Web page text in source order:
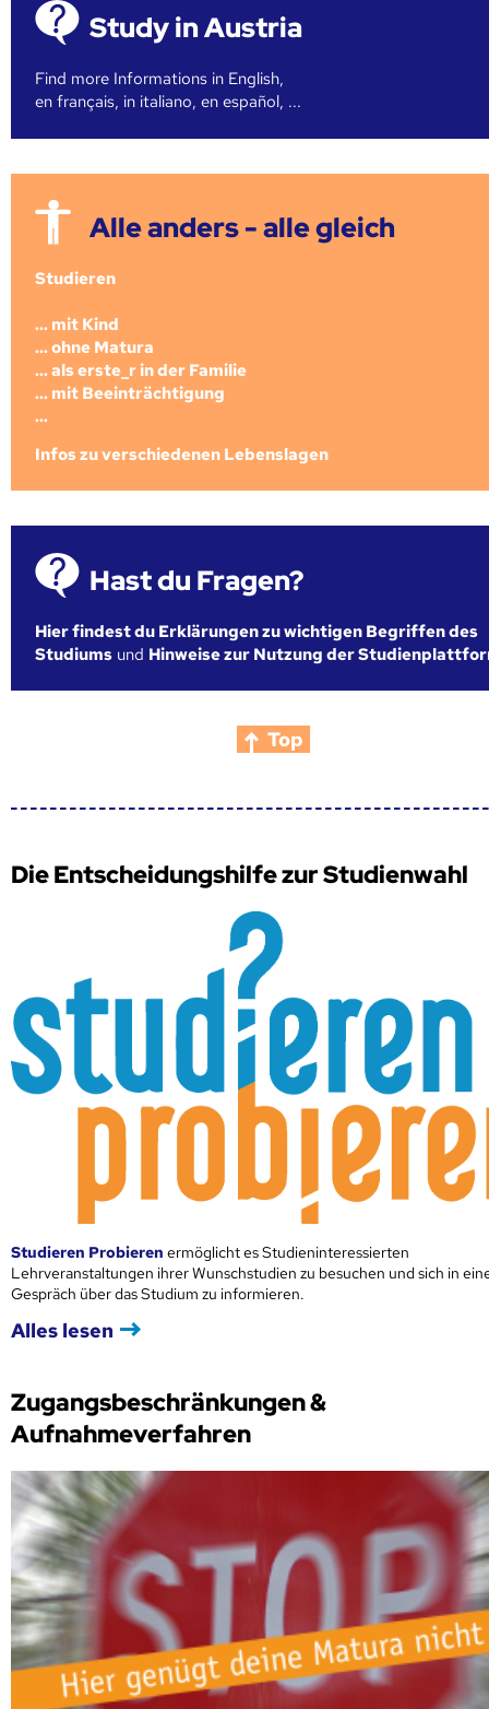
Study in Austria
Find more Informations in English,
en français, in italiano, en español, ...
Alle anders - alle gleich
Studieren
... mit Kind
... ohne Matura
... als erste_r in der Familie
... mit Beeinträchtigung
...
Infos zu verschiedenen Lebenslagen
Hast du Fragen?
Hier findest du Erklärungen zu wichtigen Begriffen des
Studiums und Hinweise zur Nutzung der
Top
Die Entscheidungshilfe zur Studienwahl
Studieren Probieren ermöglicht es Studieninteressierten
Lehrveranstaltungen ihrer Wunschstudien zu besuchen und sich in
Gespräch über das Studium zu informieren.
Alles lesen
Zugangsbeschränkungen &
Aufnahmeverfahren